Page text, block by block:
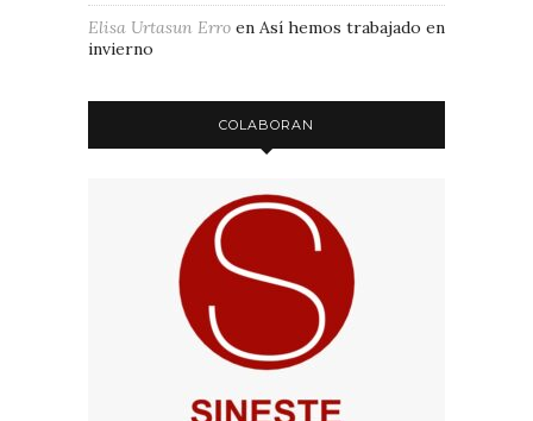
Elisa Urtasun Erro en Así hemos trabajado en
invierno
COLABORAN